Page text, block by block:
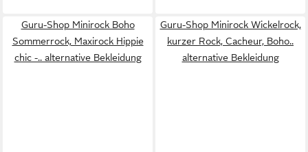
Guru-Shop Minirock Boho
Sommerrock, Maxirock Hippie
chic -.. alternative Bekleidung
Guru-Shop Minirock Wickelrock,
kurzer Rock, Cacheur, Boho..
alternative Bekleidung